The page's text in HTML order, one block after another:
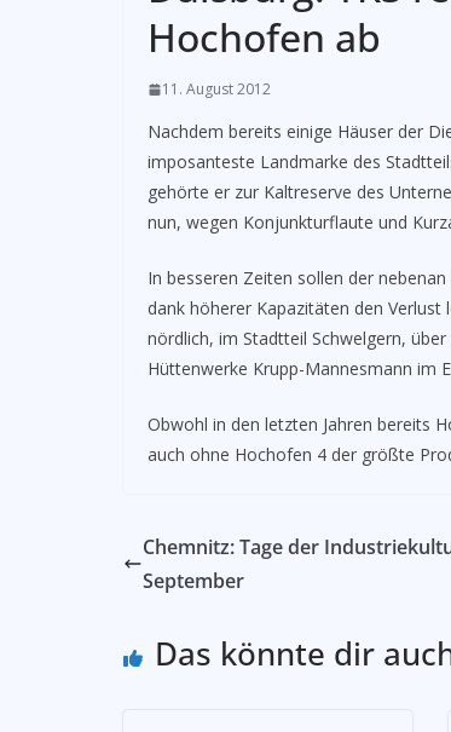
Hochofen ab
11. August 2012
Nachdem bereits einige Häuser der
imposanteste Landmarke des
gehörte er zur Kaltreserve des
nun, wegen Konjunkturflaute und
In besseren Zeiten sollen der
dank höherer Kapazitäten den
nördlich, im Stadtteil Schwelgern,
Hüttenwerke Krupp-Mannesmann im
Obwohl in den letzten Jahren bereits
auch ohne Hochofen 4 der größte
Chemnitz: Tage der
September
Das könnte dir